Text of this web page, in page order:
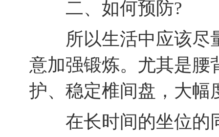
二、如何预防?
所以生活中应该尽量
意加强锻炼。尤其是腰
护、稳定椎间盘，大幅
在长时间的坐位的同